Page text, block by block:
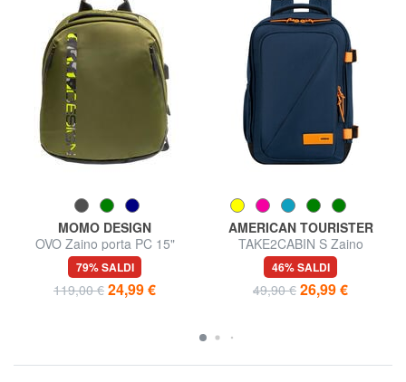
MOMO DESIGN
OVO Zaino porta PC 15"
79% SALDI
119,00 € 24,99 €
AMERICAN TOURISTER
TAKE2CABIN S Zaino
underseater ok Ryanair
46% SALDI
49,90 € 26,99 €